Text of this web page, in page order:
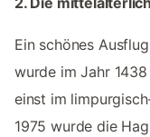
Ein schönes
wurde im Jahr
einst im
1975 wurde die